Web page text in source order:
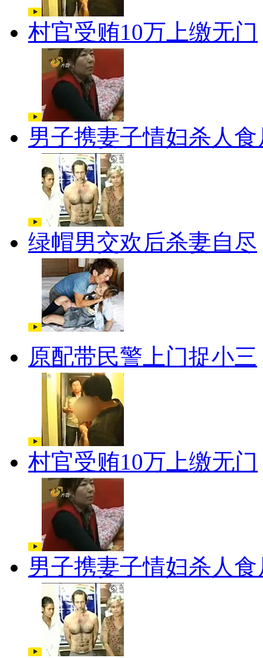
村官受贿10万上缴无门
男子携妻子情妇杀人食
绿帽男交欢后杀妻自尽
原配带民警上门捉小三
村官受贿10万上缴无门
男子携妻子情妇杀人食